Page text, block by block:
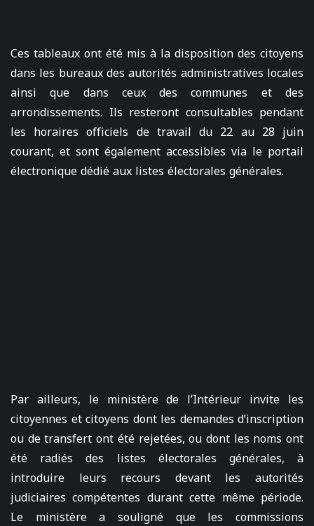
Ces tableaux ont été mis à la disposition des citoyens
dans les bureaux des autorités administratives locales
ainsi que dans ceux des communes et des
arrondissements. Ils resteront consultables pendant
les horaires officiels de travail du 22 au 28 juin
courant, et sont également accessibles via le portail
électronique dédié aux listes électorales générales.
Par ailleurs, le ministère de l’Intérieur invite les
citoyennes et citoyens dont les demandes d’inscription
ou de transfert ont été rejetées, ou dont les noms ont
été radiés des listes électorales générales, à
introduire leurs recours devant les autorités
judiciaires compétentes durant cette même période.
Le ministère a souligné que les commissions